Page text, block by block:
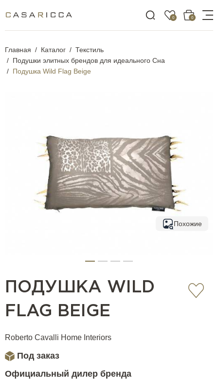
0 0
Главная Каталог
Текстиль
Подушки элитных брендов для идеального Сна
Подушка Wild Flag Beige
Похожие
ПОДУШКА WILD
FLAG BEIGE
Roberto Cavalli Home Interiors
Под заказ
Официальный дилер бренда